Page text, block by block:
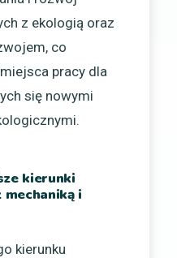
z ekologią oraz
co
pracy dla
się nowymi
kierunki
i
kierunku